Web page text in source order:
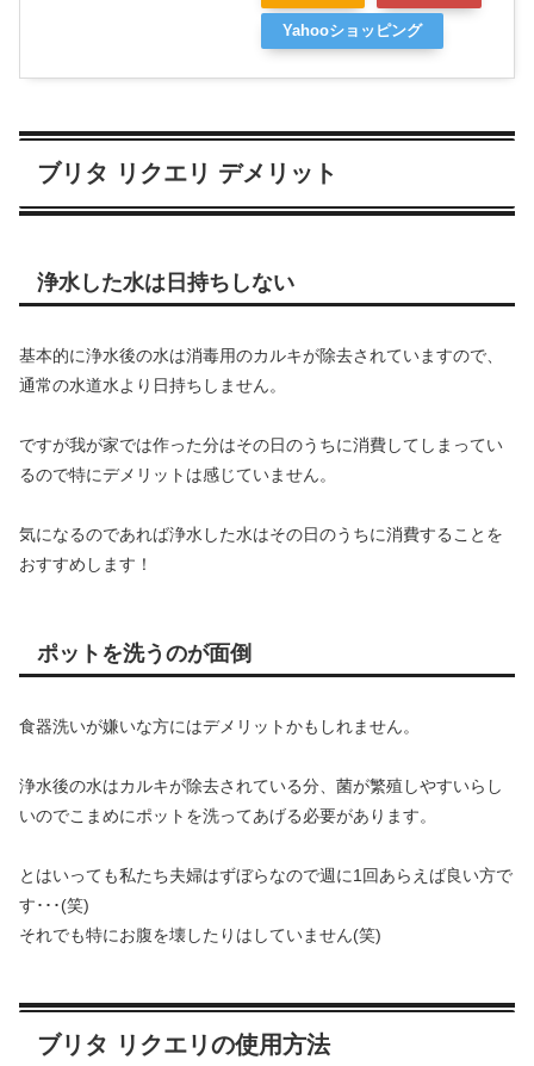
Yahooショッピング
ブリタ リクエリ デメリット
浄水した水は日持ちしない
基本的に浄水後の水は消毒用のカルキが除去されていますので、
通常の水道水より日持ちしません。
ですが我が家では作った分はその日のうちに消費してしまってい
るので特にデメリットは感じていません。
気になるのであれば浄水した水はその日のうちに消費することを
おすすめします！
ポットを洗うのが面倒
食器洗いが嫌いな方にはデメリットかもしれません。
浄水後の水はカルキが除去されている分、菌が繁殖しやすいらし
いのでこまめにポットを洗ってあげる必要があります。
とはいっても私たち夫婦はずぼらなので週に1回あらえば良い方で
す･･･(笑)
それでも特にお腹を壊したりはしていません(笑)
ブリタ リクエリの使用方法